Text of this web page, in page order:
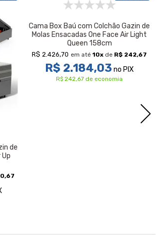
de
Up
Cama Box Baú com Colchão Gazin de
Molas Ensacadas One Face Air Light
Queen 158cm
R$ 2.426,70 em até 10x de R$ 242,67
R$ 2.184,03 no PIX
R$ 242,67 de economia